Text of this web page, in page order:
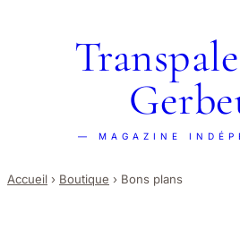
— MAGAZINE
Accueil › Boutique › Bons plans